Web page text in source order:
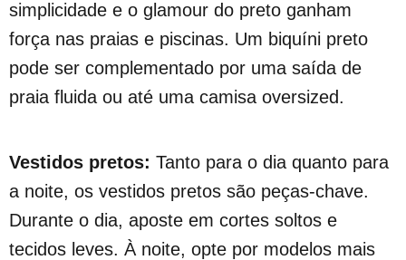
simplicidade e o glamour do preto ganham
força nas praias e piscinas. Um biquíni preto
pode ser complementado por uma saída de
praia fluida ou até uma camisa oversized.
Vestidos pretos: Tanto para o dia quanto para
a noite, os vestidos pretos são peças-chave.
Durante o dia, aposte em cortes soltos e
tecidos leves. À noite, opte por modelos mais